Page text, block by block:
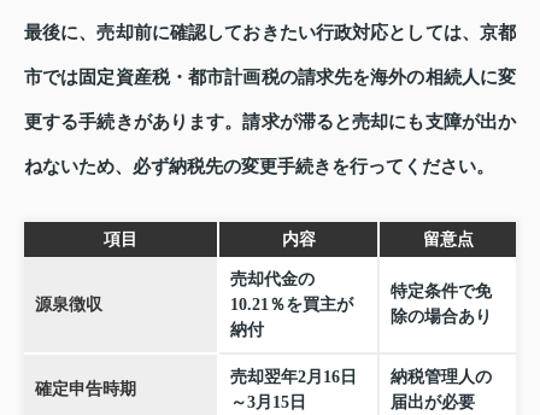
最後に、売却前に確認しておきたい行政対応としては、京都
市では固定資産税・都市計画税の請求先を海外の相続人に変
更する手続きがあります。請求が滞ると売却にも支障が出か
ねないため、必ず納税先の変更手続きを行ってください。
項目 内容 留意点
源泉徴収
売却代金の
10.21％を買主が
納付
特定条件で免
除の場合あり
確定申告時期
売却翌年2月16日
～3月15日
納税管理人の
届出が必要